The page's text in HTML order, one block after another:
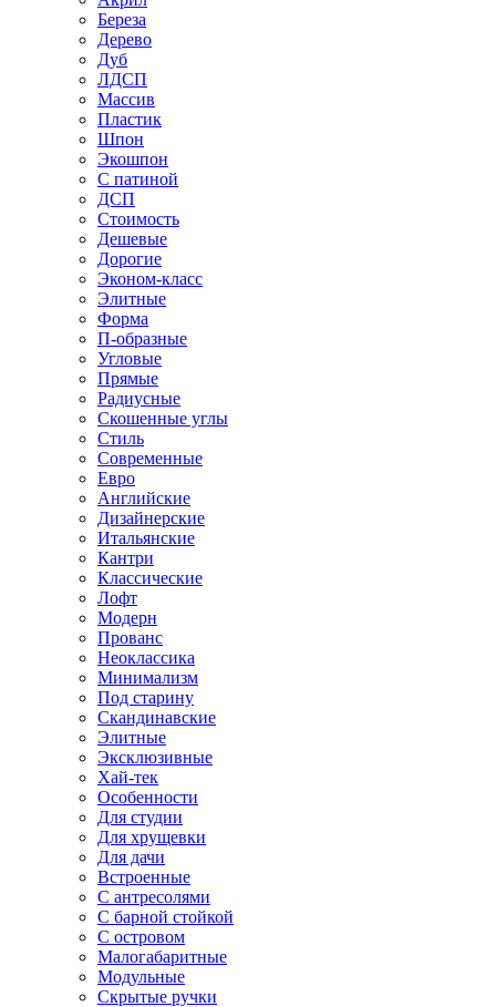
Береза
Дерево
Дуб
ЛДСП
Массив
Пластик
Шпон
Экошпон
С патиной
ДСП
Стоимость
Дешевые
Дорогие
Эконом-класс
Элитные
Форма
П-образные
Угловые
Прямые
Радиусные
Скошенные углы
Стиль
Современные
Евро
Английские
Дизайнерские
Итальянские
Кантри
Классические
Лофт
Модерн
Прованс
Неоклассика
Минимализм
Под старину
Скандинавские
Элитные
Эксклюзивные
Хай-тек
Особенности
Для студии
Для хрущевки
Для дачи
Встроенные
С антресолями
С барной стойкой
С островом
Малогабаритные
Модульные
Скрытые ручки